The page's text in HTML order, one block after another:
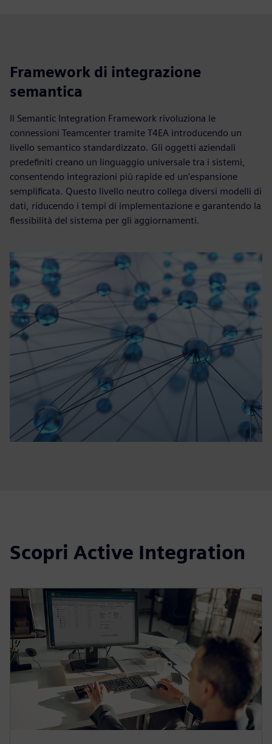
Framework di integrazione
semantica
Il Semantic Integration Framework rivoluziona le
connessioni Teamcenter tramite T4EA introducendo un
livello semantico standardizzato. Gli oggetti aziendali
predefiniti creano un linguaggio universale tra i sistemi,
consentendo integrazioni più rapide ed un'espansione
semplificata. Questo livello neutro collega diversi modelli di
dati, riducendo i tempi di implementazione e garantendo la
flessibilità del sistema per gli aggiornamenti.
Scopri Active Integration